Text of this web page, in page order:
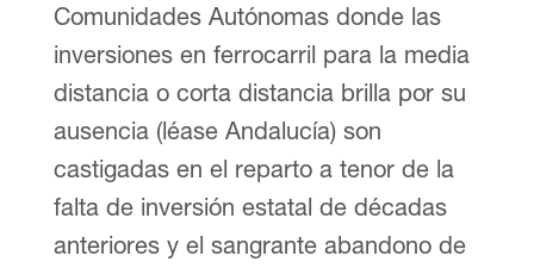
Comunidades Autónomas donde las
inversiones en ferrocarril para la media
distancia o corta distancia brilla por su
ausencia (léase Andalucía) son
castigadas en el reparto a tenor de la
falta de inversión estatal de décadas
anteriores y el sangrante abandono de